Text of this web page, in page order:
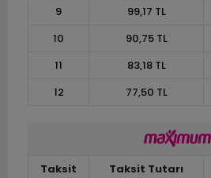
9
99,17 TL
10
90,75 TL
11
83,18 TL
12
77,50 TL
Taksit Taksit Tutarı